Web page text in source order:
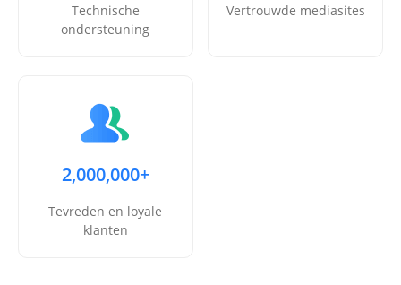
Technische
ondersteuning
Vertrouwde mediasites
2,000,000+
Tevreden en loyale
klanten